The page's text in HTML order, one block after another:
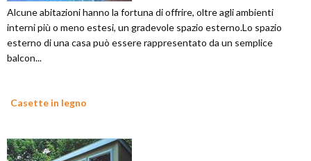
Alcune abitazioni hanno la fortuna di offrire, oltre agli ambienti
interni più o meno estesi, un gradevole spazio esterno.Lo spazio
esterno di una casa può essere rappresentato da un semplice
balcon...
Casette in legno